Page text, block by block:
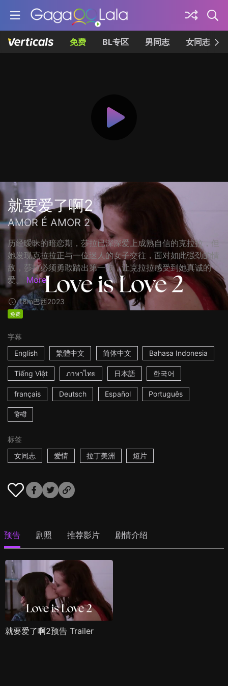
免费 BL专区 男同志 女同志
就要爱了啊2
AMOR É AMOR 2
历经暧昧的暗恋期，莎拉已深深爱上成熟自信的克拉拉，但
她发现克拉拉正与一位迷人的女子交往，面对如此强劲的情
敌，莎拉必须勇敢踏出第一步，让克拉拉感受到她真诚的
爱。
More
18m巴西2023
免费
字幕
English
繁體中文 简体中文 Bahasa Indonesia
Tiếng Việt ภาษาไทย 日本語 한국어
français Deutsch Español Português
हिन्दी
标签
女同志
爱情 拉丁美洲 短片
预告 剧照 推荐影片 剧情介绍
就要爱了啊2预告 Trailer